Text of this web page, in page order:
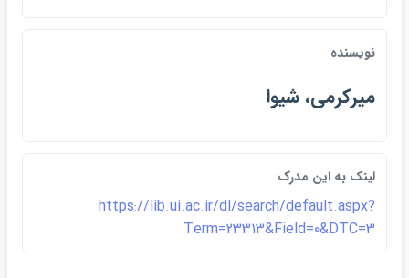
نويسنده
ميركرمي، شيوا
لينک به اين مدرک
https://lib.ui.ac.ir/dl/search/default.aspx?
Term=23313&Field=0&DTC=3